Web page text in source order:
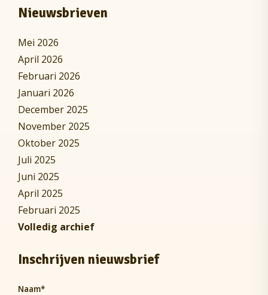
Nieuwsbrieven
Mei 2026
April 2026
Februari 2026
Januari 2026
December 2025
November 2025
Oktober 2025
Juli 2025
Juni 2025
April 2025
Februari 2025
Volledig archief
Inschrijven nieuwsbrief
Naam*